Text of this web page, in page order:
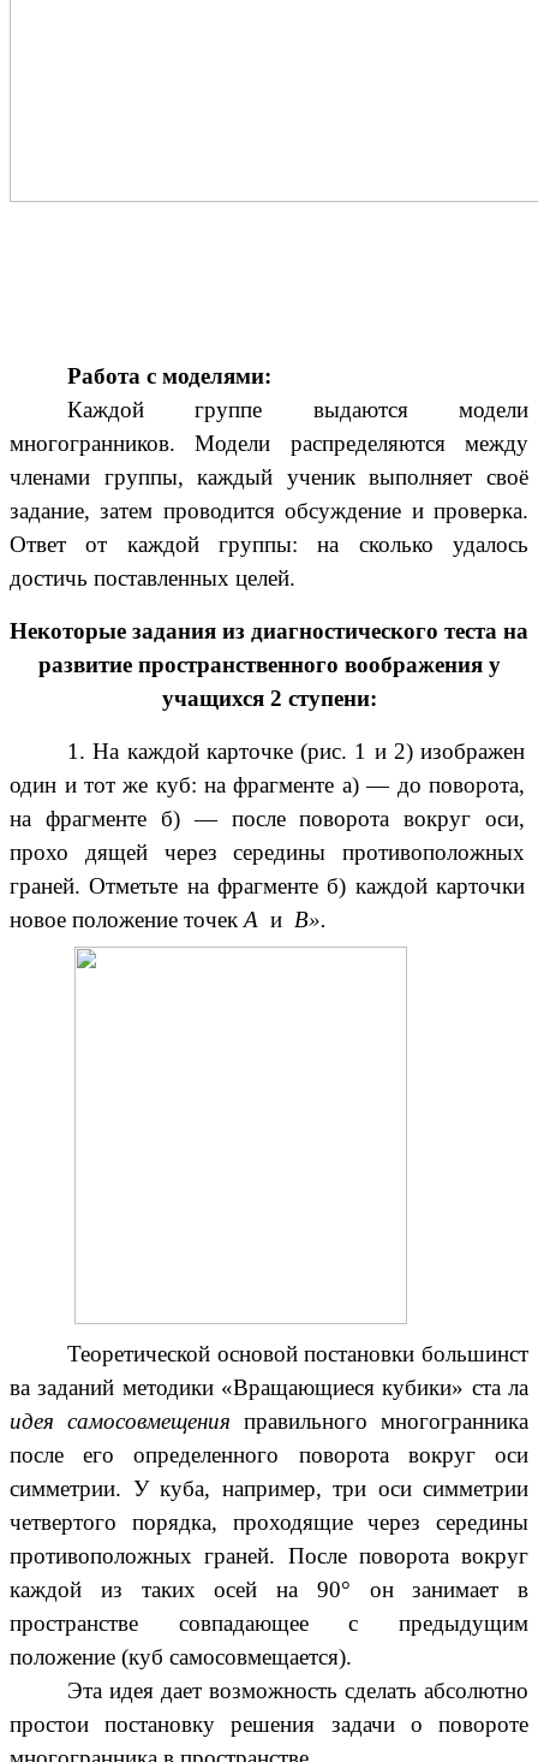
Работа с моделями:
Каждой группе выдаются модели
многогранников. Модели распределяются между
членами группы, каждый ученик выполняет своё
задание, затем проводится обсуждение и проверка.
Ответ от каждой группы: на сколько удалось
достичь поставленных целей.
Некоторые задания из диагностического теста на
развитие пространственного воображения у
учащихся 2 ступени:
1. На каждой карточке (рис. 1 и 2) изображен
один и тот же куб: на фрагменте а) — до поворота,
на фрагменте б) — после поворота вокруг оси,
прохо дящей через середины противоположных
граней. Отметьте на фрагменте б) каждой карточки
новое положение точекАи В».
Теоретической основой постановки большинст
ва заданий методики «Вращающиеся кубики» ста ла
идея самосовмещения правильного многогранника
после его определенного поворота вокруг оси
симметрии. У куба, например, три оси симметрии
четвертого порядка, проходящие через середины
противоположных граней. После поворота вокруг
каждой из таких осей на 90° он занимает в
пространстве совпадающее с предыдущим
положение (куб самосовмещается).
Эта идея дает возможность сделать абсолютно
простои постановку решения задачи о повороте